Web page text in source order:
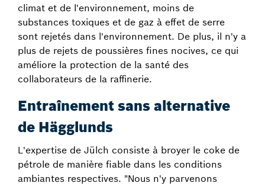
climat et de l'environnement, moins de
substances toxiques et de gaz à effet de serre
sont rejetés dans l'environnement. De plus, il n'y a
plus de rejets de poussières fines nocives, ce qui
améliore la protection de la santé des
collaborateurs de la raffinerie.
Entraînement sans alternative
de Hägglunds
L'expertise de Jülch consiste à broyer le coke de
pétrole de manière fiable dans les conditions
ambiantes respectives. "Nous n'y parvenons